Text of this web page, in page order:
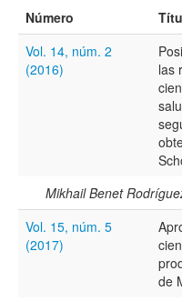
Autores/as
Texto completo
Archivo(s) adicional(es)
Número
Vol. 14, núm. 2
(2016)
las
Mikhail Benet
Vol. 15, núm. 5
(2017)
de